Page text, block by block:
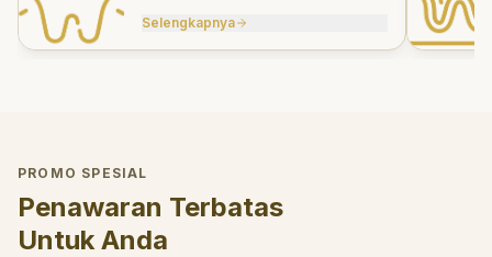
effectively.
Selengkapnya
PROMO SPESIAL
Penawaran Terbatas
Untuk Anda